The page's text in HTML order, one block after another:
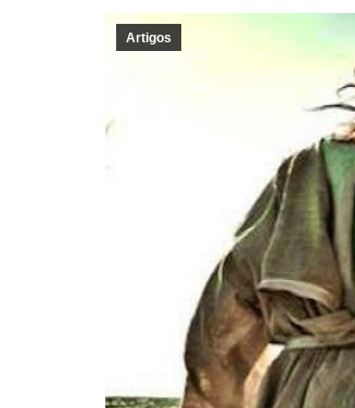
Artigos